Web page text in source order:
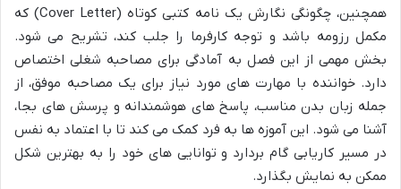
همچنین، چگونگی نگارش یک نامه کتبی کوتاه (Cover Letter) که
مکمل رزومه باشد و توجه کارفرما را جلب کند، تشریح می شود.
بخش مهمی از این فصل به آمادگی برای مصاحبه شغلی اختصاص
دارد. خواننده با مهارت های مورد نیاز برای یک مصاحبه موفق، از
جمله زبان بدن مناسب، پاسخ های هوشمندانه و پرسش های بجا،
آشنا می شود. این آموزه ها به فرد کمک می کند تا با اعتماد به نفس
در مسیر کاریابی گام بردارد و توانایی های خود را به بهترین شکل
ممکن به نمایش بگذارد.